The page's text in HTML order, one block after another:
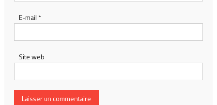
E-mail *
Site web